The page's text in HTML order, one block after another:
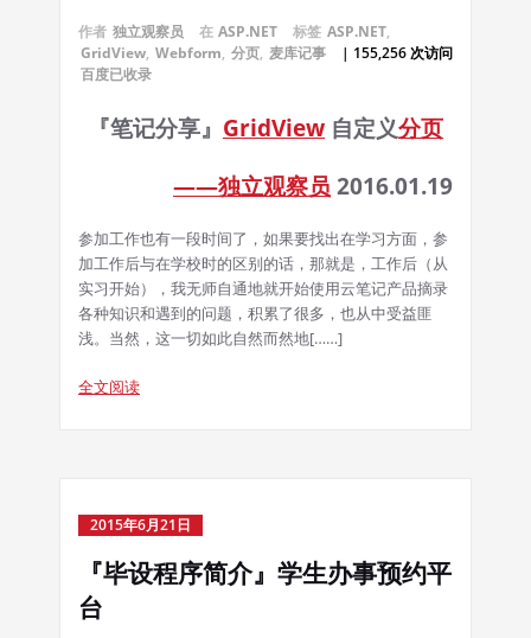
作者 独立观察员 在 ASP.NET 标签 ASP.NET,
GridView, Webform, 分页, 麦库记事
| 155,256 次访问
百度已收录
『笔记分享』 GridView 自定义分页
——独立观察员 2016.01.19
参加工作也有一段时间了，如果要找出在学习方面，参
加工作后与在学校时的区别的话，那就是，工作后（从
实习开始），我无师自通地就开始使用云笔记产品摘录
各种知识和遇到的问题，积累了很多，也从中受益匪
浅。当然，这一切如此自然而然地[……]
全文阅读
2015年6月21日
『毕设程序简介』学生办事预约平
台